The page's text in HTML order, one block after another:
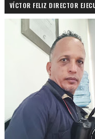
VÍCTOR FELIZ DIRECTOR